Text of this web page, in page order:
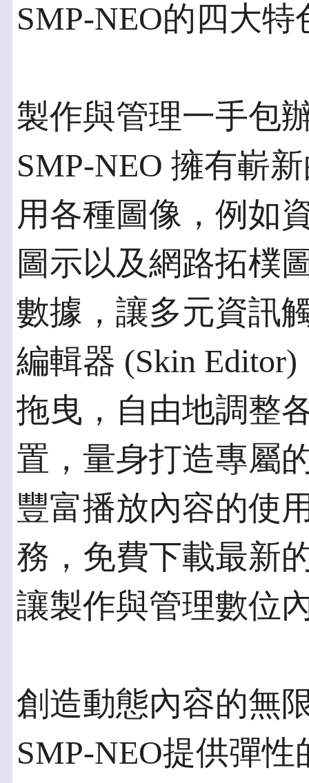
SMP-NEO的四大特
製作與管理一手包
SMP-NEO 擁有嶄
用各種圖像，例如
圖示以及網路拓樸
數據，讓多元資訊
編輯器 (Skin
拖曳，自由地調整
置，量身打造專屬
豐富播放內容的使
務，免費下載最新
讓製作與管理數位
創造動態內容的無
SMP-NEO提供彈